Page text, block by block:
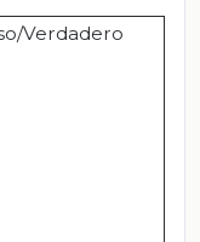
Verdadero